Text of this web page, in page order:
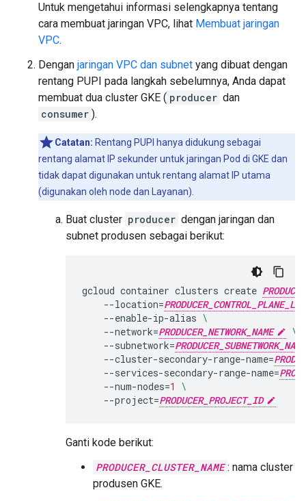
Untuk mengetahui informasi selengkapnya tentang
cara membuat jaringan VPC, lihat Membuat jaringan
VPC.
Dengan jaringan VPC dan subnet yang dibuat dengan
rentang PUPI pada langkah sebelumnya, Anda dapat
membuat dua cluster GKE ( producer dan
consumer ).
Catatan: Rentang PUPI hanya didukung sebagai
rentang alamat IP sekunder untuk jaringan Pod di GKE dan
tidak dapat digunakan untuk rentang alamat IP utama
(digunakan oleh node dan Layanan).
Buat cluster producer dengan jaringan dan
subnet produsen sebagai berikut:
gcloud container clusters create
--location=
--enable-ip-alias \
--network=PRODUCER_NETWORK_NAME
\
--subnetwork=PRODUCER_SUBNETWORK_NAME
--cluster-secondary-range-name=
--services-secondary-range-name=
--num-nodes=1
\
--project=PRODUCER_PROJECT_ID
Ganti kode berikut:
PRODUCER_CLUSTER_NAME : nama cluster
produsen GKE.